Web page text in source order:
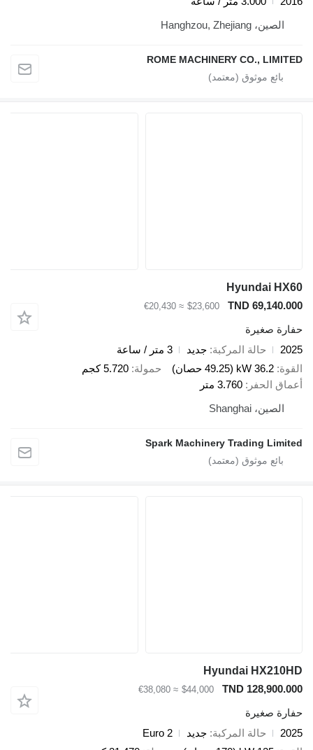
الصين، Hanghzou, Zhejiang
ROME MACHINERY CO.,
Hyundai
TND
$23,600
≈ €20,430
صغيرة
حالة المركبة جديد
3 متر / ساعة
36.2 kW (49.25 حصان) حمولة 5.720 كجم
الحفر 3.760 متر
الصين، Shanghai
Spark Machinery Trading
Hyundai
TND
$44,000
≈ €38,080
صغيرة
حالة المركبة جديد
Euro 2